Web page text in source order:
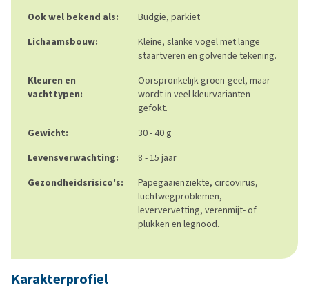
Ook wel bekend als:
Budgie, parkiet
Lichaamsbouw:
Kleine, slanke vogel met lange
staartveren en golvende tekening.
Kleuren en
vachttypen:
Oorspronkelijk groen-geel, maar
wordt in veel kleurvarianten
gefokt.
Gewicht:
30 - 40 g
Levensverwachting:
8 - 15 jaar
Gezondheidsrisico's:
Papegaaienziekte, circovirus,
luchtwegproblemen,
leververvetting, verenmijt- of
plukken en legnood.
Karakterprofiel